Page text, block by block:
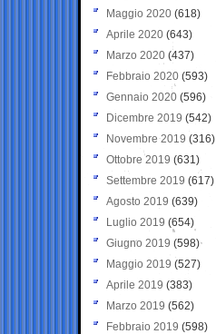
Maggio 2020 (618)
Aprile 2020 (643)
Marzo 2020 (437)
Febbraio 2020 (593)
Gennaio 2020 (596)
Dicembre 2019 (542)
Novembre 2019 (316)
Ottobre 2019 (631)
Settembre 2019 (617)
Agosto 2019 (639)
Luglio 2019 (654)
Giugno 2019 (598)
Maggio 2019 (527)
Aprile 2019 (383)
Marzo 2019 (562)
Febbraio 2019 (598)